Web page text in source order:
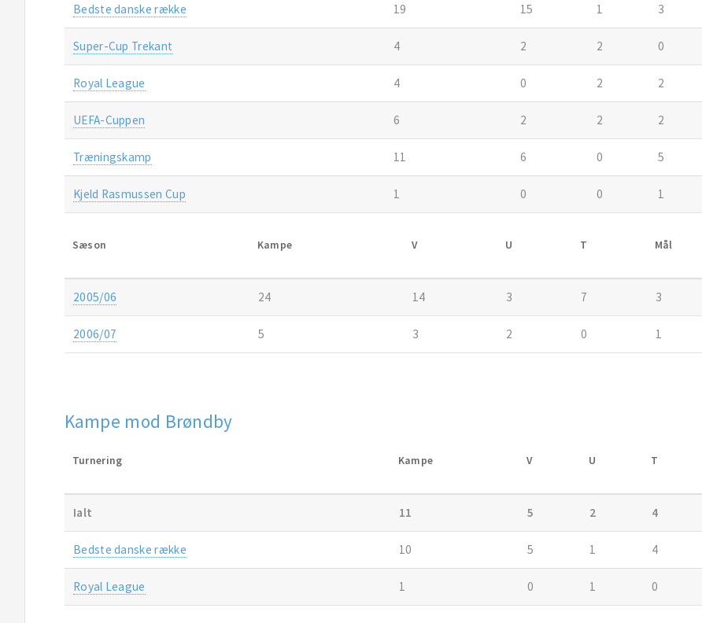
Bedste danske række 19 15 1 3
Super-Cup Trekant 4 2 2 0
Royal League 4 0 2 2
UEFA-Cuppen 6 2 2 2
Træningskamp 11 6 0 5
Kjeld Rasmussen Cup 1 0 0 1
Sæson Kampe V U T Mål
2005/06 24 14 3 7 3
2006/07 5 3 2 0 1
Kampe mod Brøndby
Turnering Kampe V U T
Ialt 11 5 2 4
Bedste danske række 10 5 1 4
Royal League 1 0 1 0